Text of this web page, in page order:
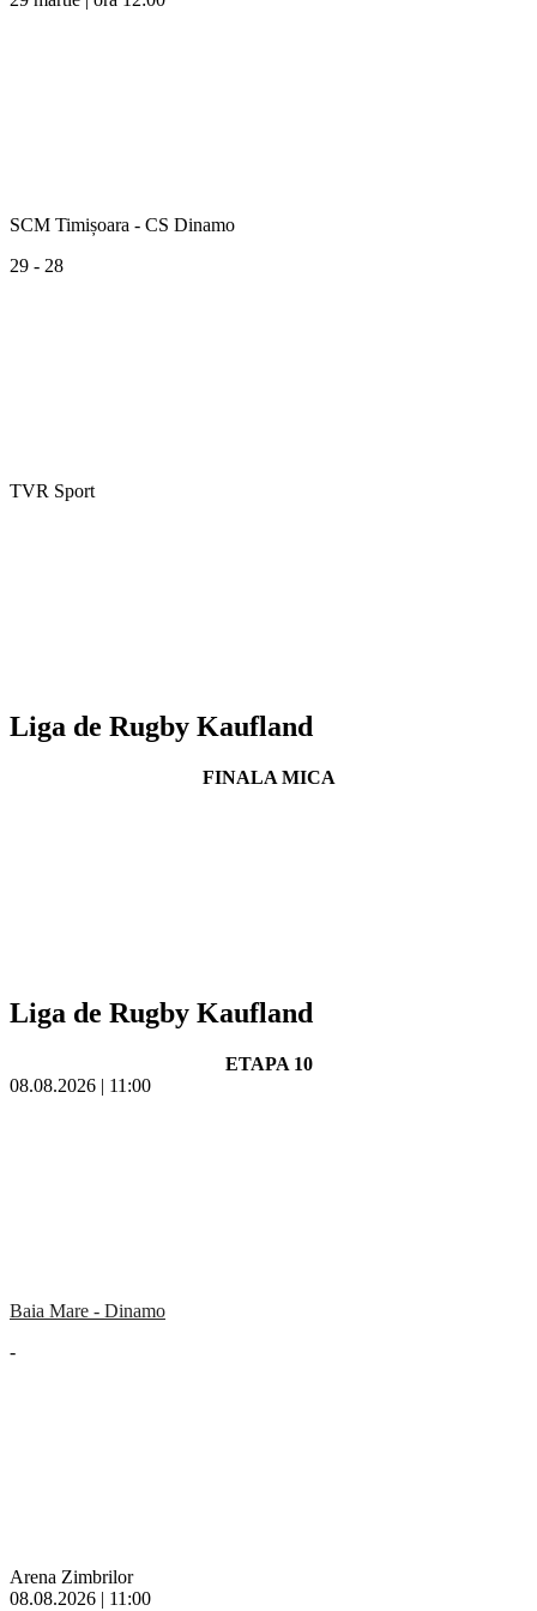
SCM Timișoara - CS Dinamo
29 - 28
TVR Sport
Liga de Rugby Kaufland
FINALA MICA
Liga de Rugby Kaufland
ETAPA 10
08.08.2026 | 11:00
Baia Mare - Dinamo
-
Arena Zimbrilor
08.08.2026 | 11:00